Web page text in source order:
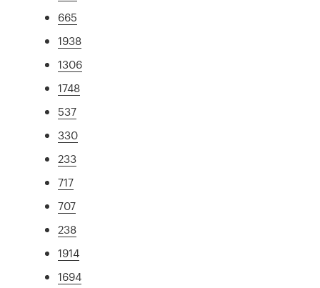
665
1938
1306
1748
537
330
233
717
707
238
1914
1694